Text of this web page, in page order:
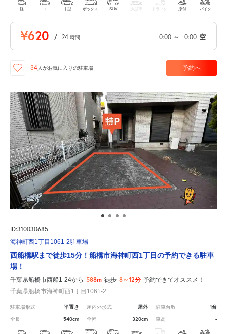
軽 コ 中型 ボックス SUV 大型車 トラック 原付 バイク
¥620 / 24 時間 0:00 ～ 0:00 空
34人がお気に入りの駐車場 予約へ
ID:310030685
海神町西1丁目1061-2駐車場
西船橋駅まで徒歩15分！船橋市海神町西1丁目の予約できる駐車
場！
千葉県船橋市西船1-24から 588m 徒歩 8～12分 予約できてオススメ！
千葉県船橋市海神町西1丁目1061-2
駐車場形式 平置き 屋内外形式 屋外 駐車台数 1台
全長 540cm 全幅 320cm 車高 -